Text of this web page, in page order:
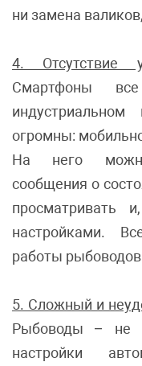
ни замена
4. Отсутствие
Смартфоны
огромны:
На него
сообщения о
просматривать
настройками.
работы
5. Сложный и
Рыбоводы – не
настройки